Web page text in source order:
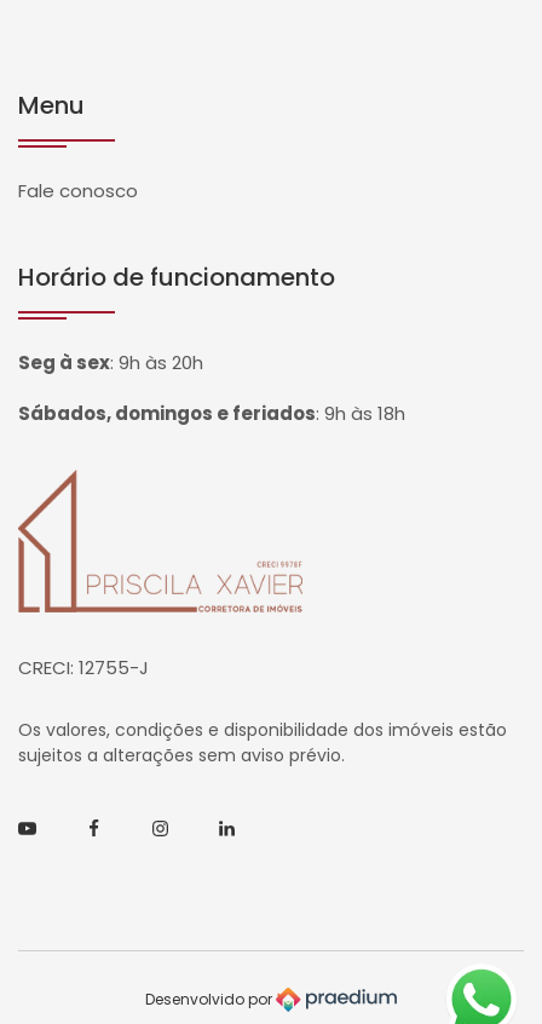
Menu
Fale conosco
Horário de funcionamento
Seg à sex: 9h às 20h
Sábados, domingos e feriados: 9h às 18h
Página inicial
CRECI: 12755-J
Os valores, condições e disponibilidade dos imóveis estão
sujeitos a alterações sem aviso prévio.
YoutubeFacebookInstagramLinkedin
Desenvolvido por